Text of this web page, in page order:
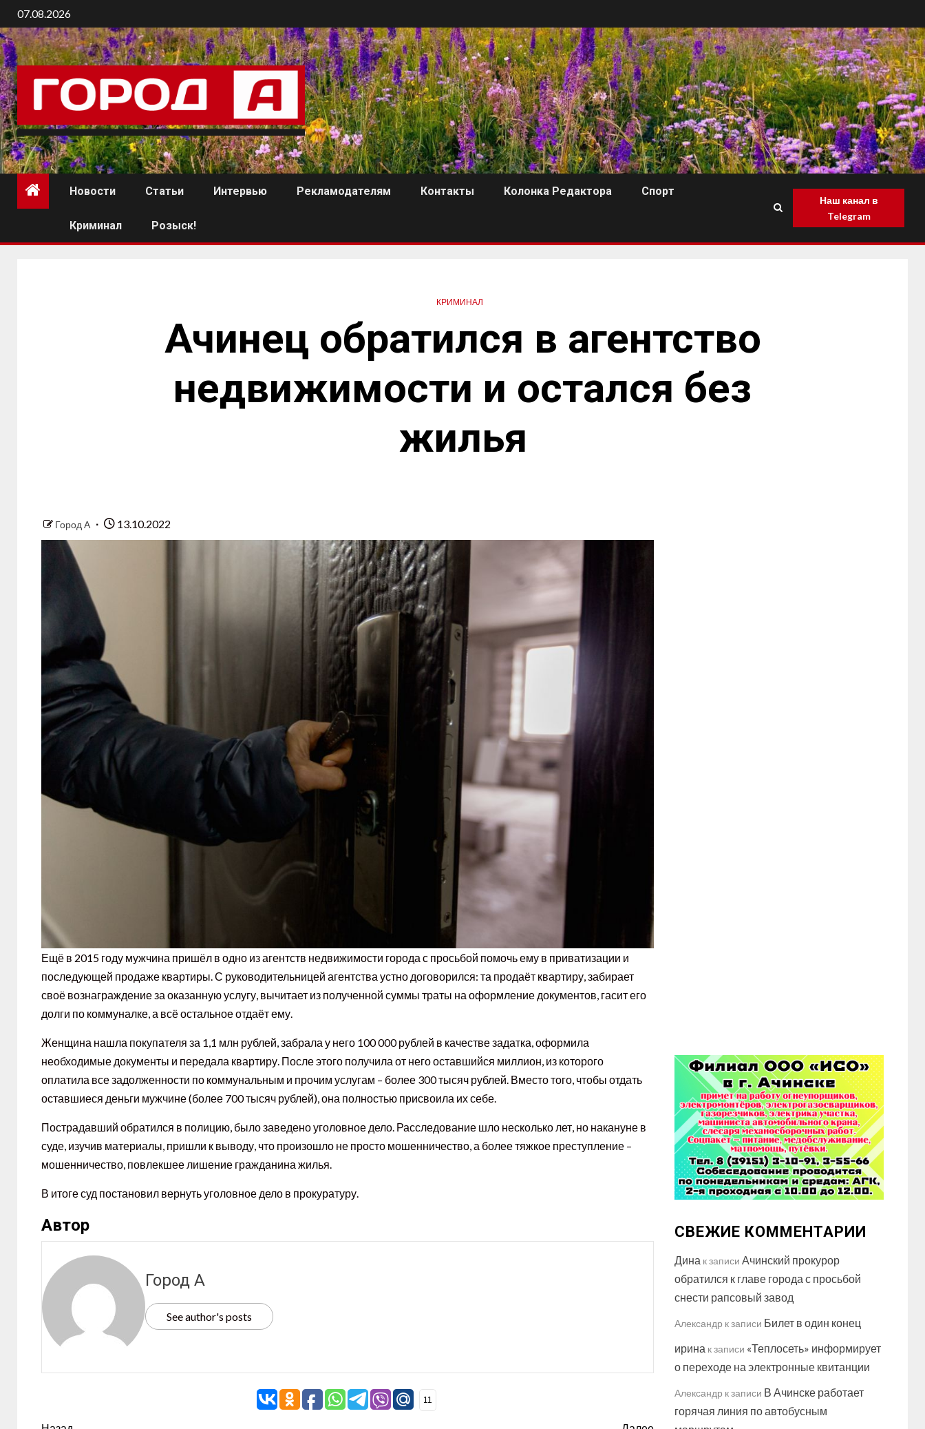
07.08.2026
Новости Статьи Интервью Рекламодателям Контакты Колонка Редактора Спорт
Криминал Розыск!
Наш канал в
Telegram
КРИМИНАЛ
Ачинец обратился в агентство
недвижимости и остался без
жилья
Город А 13.10.2022
Ещё в 2015 году мужчина пришёл в одно из агентств недвижимости города с просьбой помочь ему в приватизации и
последующей продаже квартиры. С руководительницей агентства устно договорился: та продаёт квартиру, забирает
своё вознаграждение за оказанную услугу, вычитает из полученной суммы траты на оформление документов, гасит его
долги по коммуналке, а всё остальное отдаёт ему.
Женщина нашла покупателя за 1,1 млн рублей, забрала у него 100 000 рублей в качестве задатка, оформила
необходимые документы и передала квартиру. После этого получила от него оставшийся миллион, из которого
оплатила все задолженности по коммунальным и прочим услугам – более 300 тысяч рублей. Вместо того, чтобы отдать
оставшиеся деньги мужчине (более 700 тысяч рублей), она полностью присвоила их себе.
Пострадавший обратился в полицию, было заведено уголовное дело. Расследование шло несколько лет, но накануне в
суде, изучив материалы, пришли к выводу, что произошло не просто мошенничество, а более тяжкое преступление –
мошенничество, повлекшее лишение гражданина жилья.
В итоге суд постановил вернуть уголовное дело в прокуратуру.
Автор
Город А
See author's posts
11
СВЕЖИЕ КОММЕНТАРИИ
Дина к записи Ачинский прокурор
обратился к главе города с просьбой
снести рапсовый завод
Александр к записи Билет в один конец
ирина к записи «Теплосеть» информирует
о переходе на электронные квитанции
Александр к записи В Ачинске работает
горячая линия по автобусным